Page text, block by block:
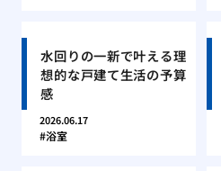
水回りの一新で叶える理
想的な戸建て生活の予算
感
2026.06.17
浴室